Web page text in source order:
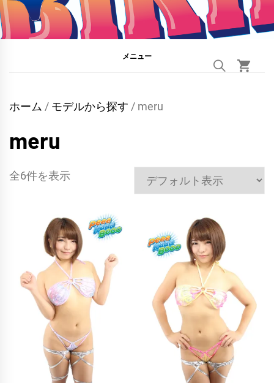
メニュー
ホーム / モデルから探す / meru
meru
全6件を表示